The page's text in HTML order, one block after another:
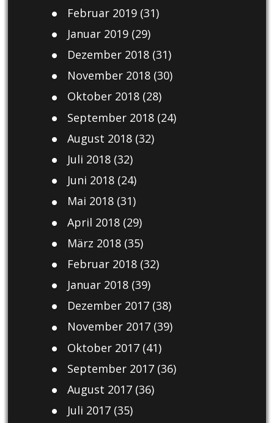
Februar 2019(31)
Januar 2019(29)
Dezember 2018(31)
November 2018(30)
Oktober 2018(28)
September 2018(24)
August 2018(32)
Juli 2018(32)
Juni 2018(24)
Mai 2018(31)
April 2018(29)
März 2018(35)
Februar 2018(32)
Januar 2018(39)
Dezember 2017(38)
November 2017(39)
Oktober 2017(41)
September 2017(36)
August 2017(36)
Juli 2017(35)